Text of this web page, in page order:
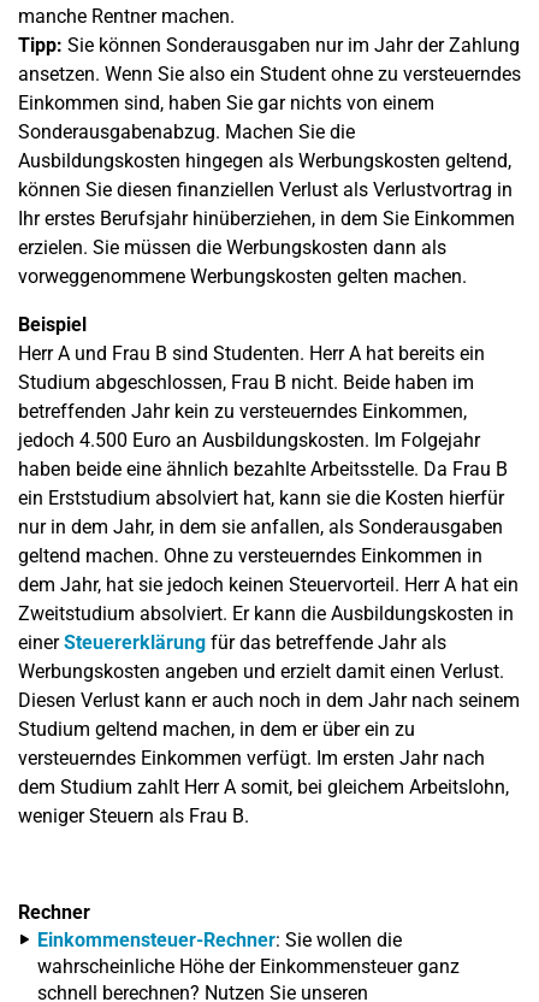
manche Rentner machen.
Tipp: Sie können Sonderausgaben nur im Jahr der Zahlung
ansetzen. Wenn Sie also ein Student ohne zu versteuerndes
Einkommen sind, haben Sie gar nichts von einem
Sonderausgabenabzug. Machen Sie die
Ausbildungskosten hingegen als Werbungskosten geltend,
können Sie diesen finanziellen Verlust als Verlustvortrag in
Ihr erstes Berufsjahr hinüberziehen, in dem Sie Einkommen
erzielen. Sie müssen die Werbungskosten dann als
vorweggenommene Werbungskosten gelten machen.
Beispiel
Herr A und Frau B sind Studenten. Herr A hat bereits ein
Studium abgeschlossen, Frau B nicht. Beide haben im
betreffenden Jahr kein zu versteuerndes Einkommen,
jedoch 4.500 Euro an Ausbildungskosten. Im Folgejahr
haben beide eine ähnlich bezahlte Arbeitsstelle. Da Frau B
ein Erststudium absolviert hat, kann sie die Kosten hierfür
nur in dem Jahr, in dem sie anfallen, als Sonderausgaben
geltend machen. Ohne zu versteuerndes Einkommen in
dem Jahr, hat sie jedoch keinen Steuervorteil. Herr A hat ein
Zweitstudium absolviert. Er kann die Ausbildungskosten in
einerSteuererklärung für das betreffende Jahr als
Werbungskosten angeben und erzielt damit einen Verlust.
Diesen Verlust kann er auch noch in dem Jahr nach seinem
Studium geltend machen, in dem er über ein zu
versteuerndes Einkommen verfügt. Im ersten Jahr nach
dem Studium zahlt Herr A somit, bei gleichem Arbeitslohn,
weniger Steuern als Frau B.
Rechner
Einkommensteuer-Rechner: Sie wollen die
wahrscheinliche Höhe der Einkommensteuer ganz
schnell berechnen? Nutzen Sie unseren